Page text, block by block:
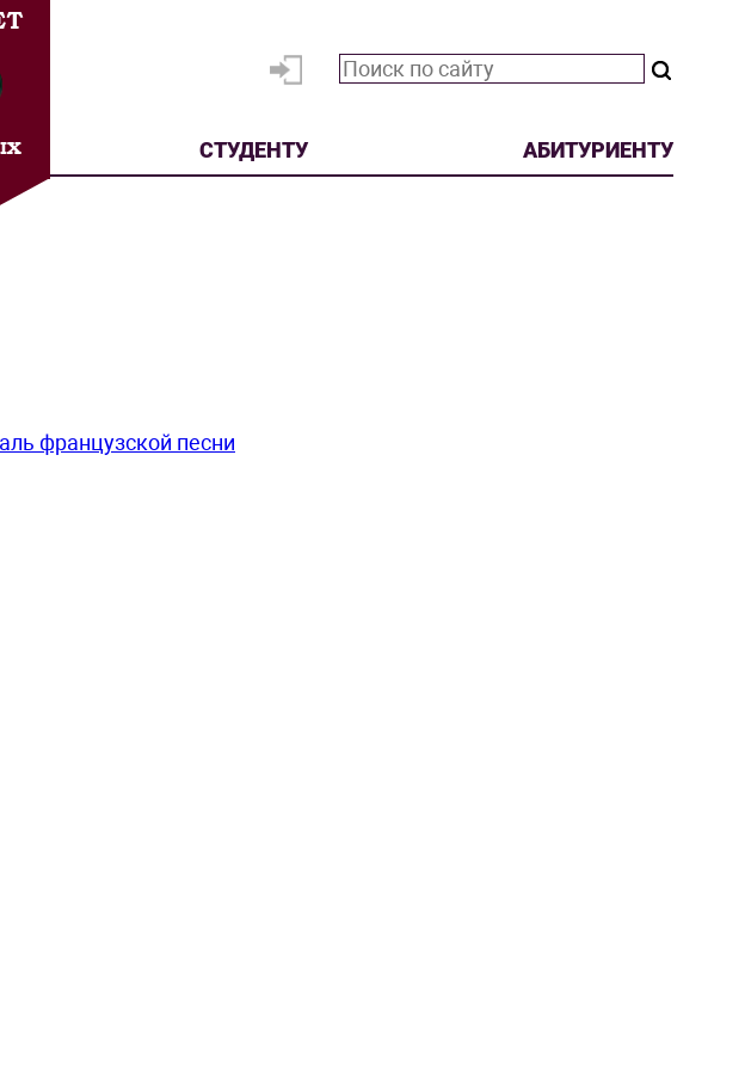
СТУДЕНТУ АБИТУРИЕНТУ
французской песни